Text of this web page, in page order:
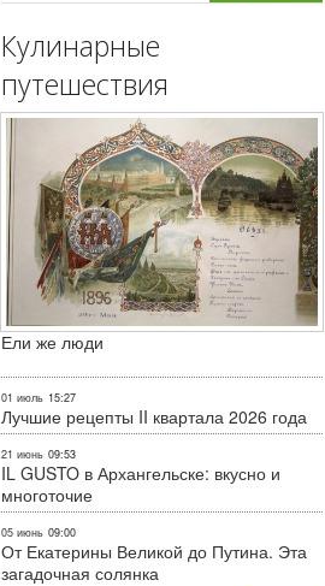
Кулинарные
путешествия
Ели же люди
01 июль 15:27
Лучшие рецепты II квартала 2026 года
21 июнь 09:53
IL GUSTO в Архангельске: вкусно и
многоточие
05 июнь 09:00
От Екатерины Великой до Путина. Эта
загадочная солянка